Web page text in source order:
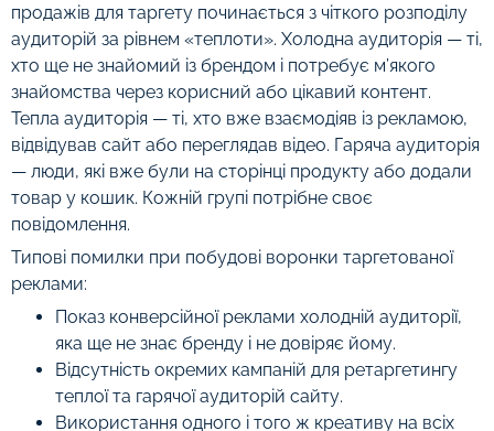
продажів для таргету починається з чіткого розподілу
аудиторій за рівнем «теплоти». Холодна аудиторія — ті,
хто ще не знайомий із брендом і потребує м’якого
знайомства через корисний або цікавий контент.
Тепла аудиторія — ті, хто вже взаємодіяв із рекламою,
відвідував сайт або переглядав відео. Гаряча аудиторія
— люди, які вже були на сторінці продукту або додали
товар у кошик. Кожній групі потрібне своє
повідомлення.
Типові помилки при побудові воронки таргетованої
реклами:
Показ конверсійної реклами холодній аудиторії,
яка ще не знає бренду і не довіряє йому.
Відсутність окремих кампаній для ретаргетингу
теплої та гарячої аудиторій сайту.
Використання одного і того ж креативу на всіх